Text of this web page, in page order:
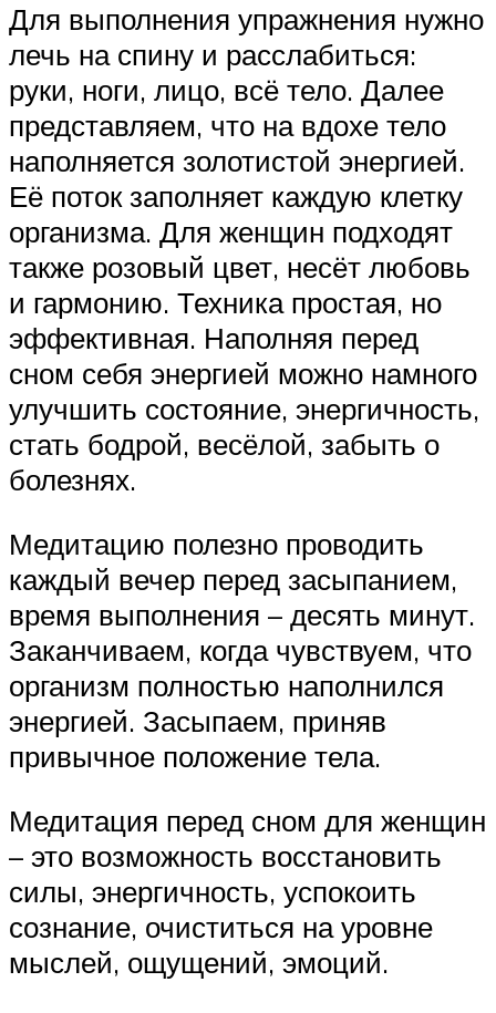
Для выполнения упражнения нужно
лечь на спину и расслабиться:
руки, ноги, лицо, всё тело. Далее
представляем, что на вдохе тело
наполняется золотистой энергией.
Её поток заполняет каждую клетку
организма. Для женщин подходят
также розовый цвет, несёт любовь
и гармонию. Техника простая, но
эффективная. Наполняя перед
сном себя энергией можно намного
улучшить состояние, энергичность,
стать бодрой, весёлой, забыть о
болезнях.
Медитацию полезно проводить
каждый вечер перед засыпанием,
время выполнения – десять минут.
Заканчиваем, когда чувствуем, что
организм полностью наполнился
энергией. Засыпаем, приняв
привычное положение тела.
Медитация перед сном для женщин
– это возможность восстановить
силы, энергичность, успокоить
сознание, очиститься на уровне
мыслей, ощущений, эмоций.